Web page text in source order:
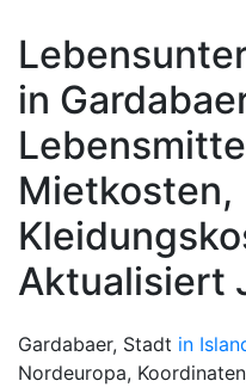
in
Mietkosten,
Aktualisiert
Gardabaer, Stadt in
Nordeuropa,